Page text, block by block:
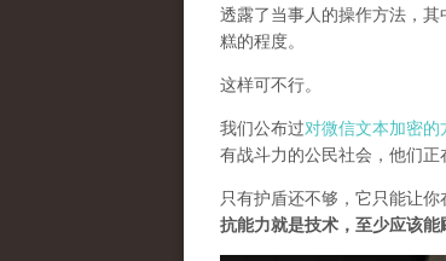
透露了当事人的操作方法，
糕的程度。
这样可不行。
我们公布过对微信文本加密的
有战斗力的公民社会，他们正
只有护盾还不够，它只能让
抗能力就是技术，至少应该能